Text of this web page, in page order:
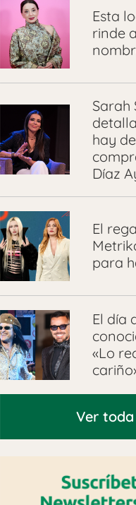
Esta
rinde
Sarah
hay
Díaz
El
para
El día
«Lo
Ver